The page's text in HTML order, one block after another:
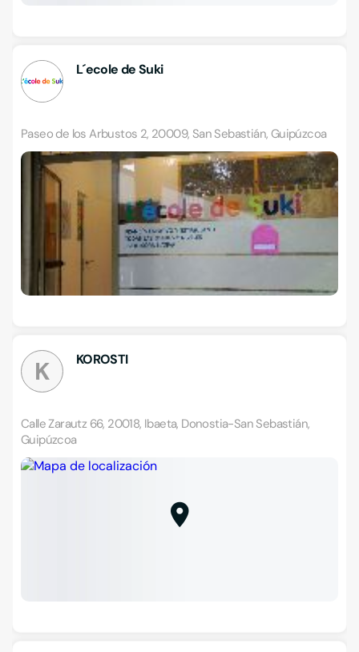
L´ecole de Suki
Paseo de los Arbustos 2, 20009, San Sebastián, Guipúzcoa
K KOROSTI
Calle Zarautz 66, 20018, Ibaeta, Donostia-San Sebastián,
Guipúzcoa